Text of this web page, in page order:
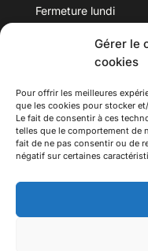
Gérer le
cookies
Pour offrir les meilleures
que les cookies pour stocker
Le fait de consentir à ces
telles que le comportement de
fait de ne pas consentir ou de
négatif sur certaines
Fermeture lundi
Téléphone : 04